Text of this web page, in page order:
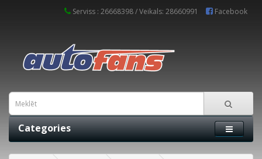
Serviss : 26668398 / Veikals: 28660991 Facebook
Categories